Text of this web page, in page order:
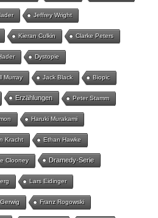
Jeffrey Wright
Kieran Culkin Clarke Peters
Dystopie
Murray Jack Black Biopic
Erzählungen Peter Stamm
Haruki Murakami
Kracht Ethan Hawke
Clooney Dramedy-Serie
Lars Eidinger
Franz Rogowski